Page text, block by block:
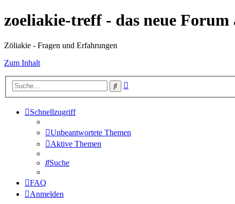
zoeliakie-treff - das neue Forum
Zöliakie - Fragen und Erfahrungen
Zum Inhalt
Suche
Schnellzugriff
Unbeantwortete Themen
Aktive Themen
Suche
FAQ
Anmelden